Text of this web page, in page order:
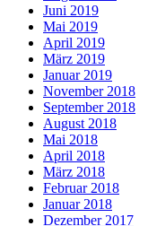
Juni 2019
Mai 2019
April 2019
März 2019
Januar 2019
November 2018
September 2018
August 2018
Mai 2018
April 2018
März 2018
Februar 2018
Januar 2018
Dezember 2017